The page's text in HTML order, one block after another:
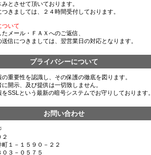
とさせて頂いております。
きましては、２４時間受付しております。
いて
メール・ＦＡＸへのご返信、
信につきましては、翌営業日の対応となります。
プライバシーについて
重要性を認識し、その保護の徹底を図ります。
開示、及び提供は一切致しません。
SSLという最新の暗号システムでお守りしております。
お問い合わせ
１－１５９０－２２
３－０５７５